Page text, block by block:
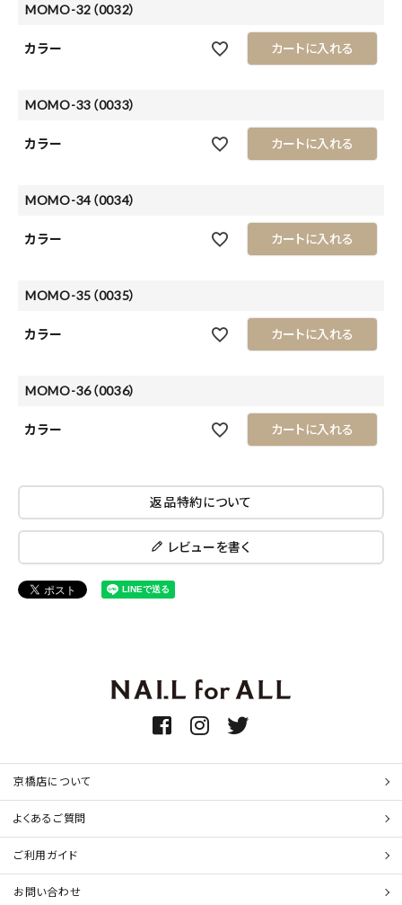
MOMO-32（0032）
カラー カートに入れる
MOMO-33（0033）
カラー カートに入れる
MOMO-34（0034）
カラー カートに入れる
MOMO-35（0035）
カラー カートに入れる
MOMO-36（0036）
カラー カートに入れる
返品特約について
レビューを書く
京橋店について
よくあるご質問
ご利用ガイド
お問い合わせ